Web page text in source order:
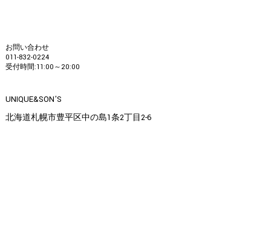
お問い合わせ
011-832-0224
受付時間:11:00～20:00
UNIQUE&SON'S
北海道札幌市豊平区中の島1条2丁目2-6